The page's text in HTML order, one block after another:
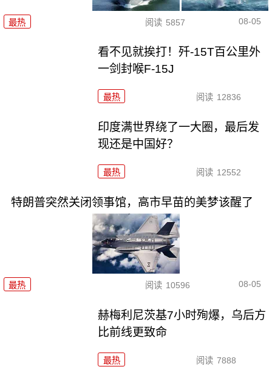
最热 阅读 5857 08-05
看不见就挨打！歼-15T百公里外
一剑封喉F-15J
最热 阅读 12836
印度满世界绕了一大圈，最后发
现还是中国好？
最热 阅读 12552
特朗普突然关闭领事馆，高市早苗的美梦该醒了
最热 阅读 10596 08-05
赫梅利尼茨基7小时殉爆，乌后方
比前线更致命
最热 阅读 7888